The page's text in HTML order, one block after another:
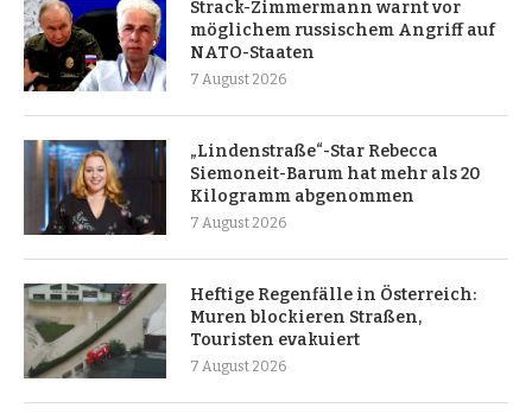
Strack-Zimmermann warnt vor
möglichem russischem Angriff auf
NATO-Staaten
7 August 2026
„Lindenstraße“-Star Rebecca
Siemoneit-Barum hat mehr als 20
Kilogramm abgenommen
7 August 2026
Heftige Regenfälle in Österreich:
Muren blockieren Straßen,
Touristen evakuiert
7 August 2026